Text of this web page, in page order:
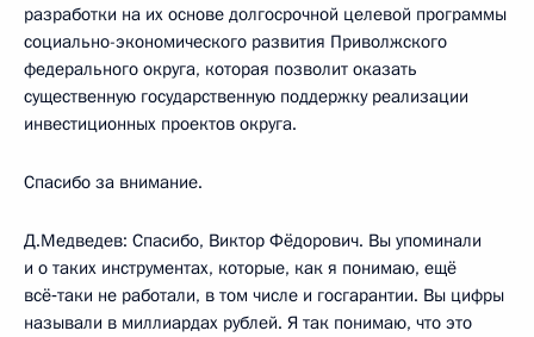
разработки на их основе долгосрочной целевой программы
социально-экономического развития Приволжского
федерального округа, которая позволит оказать
существенную государственную поддержку реализации
инвестиционных проектов округа.
Спасибо за внимание.
Д.Медведев: Спасибо, Виктор Фёдорович. Вы упоминали
и о таких инструментах, которые, как я понимаю, ещё
всё‑таки не работали, в том числе и госгарантии. Вы цифры
называли в миллиардах рублей. Я так понимаю, что это